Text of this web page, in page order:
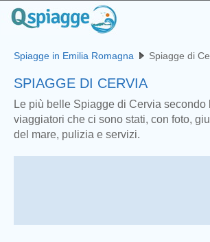
Spiagge in Emilia Romagna Spiagge di
SPIAGGE DI CERVIA
Le più belle Spiagge di Cervia secondo
viaggiatori che ci sono stati, con foto,
del mare, pulizia e servizi.